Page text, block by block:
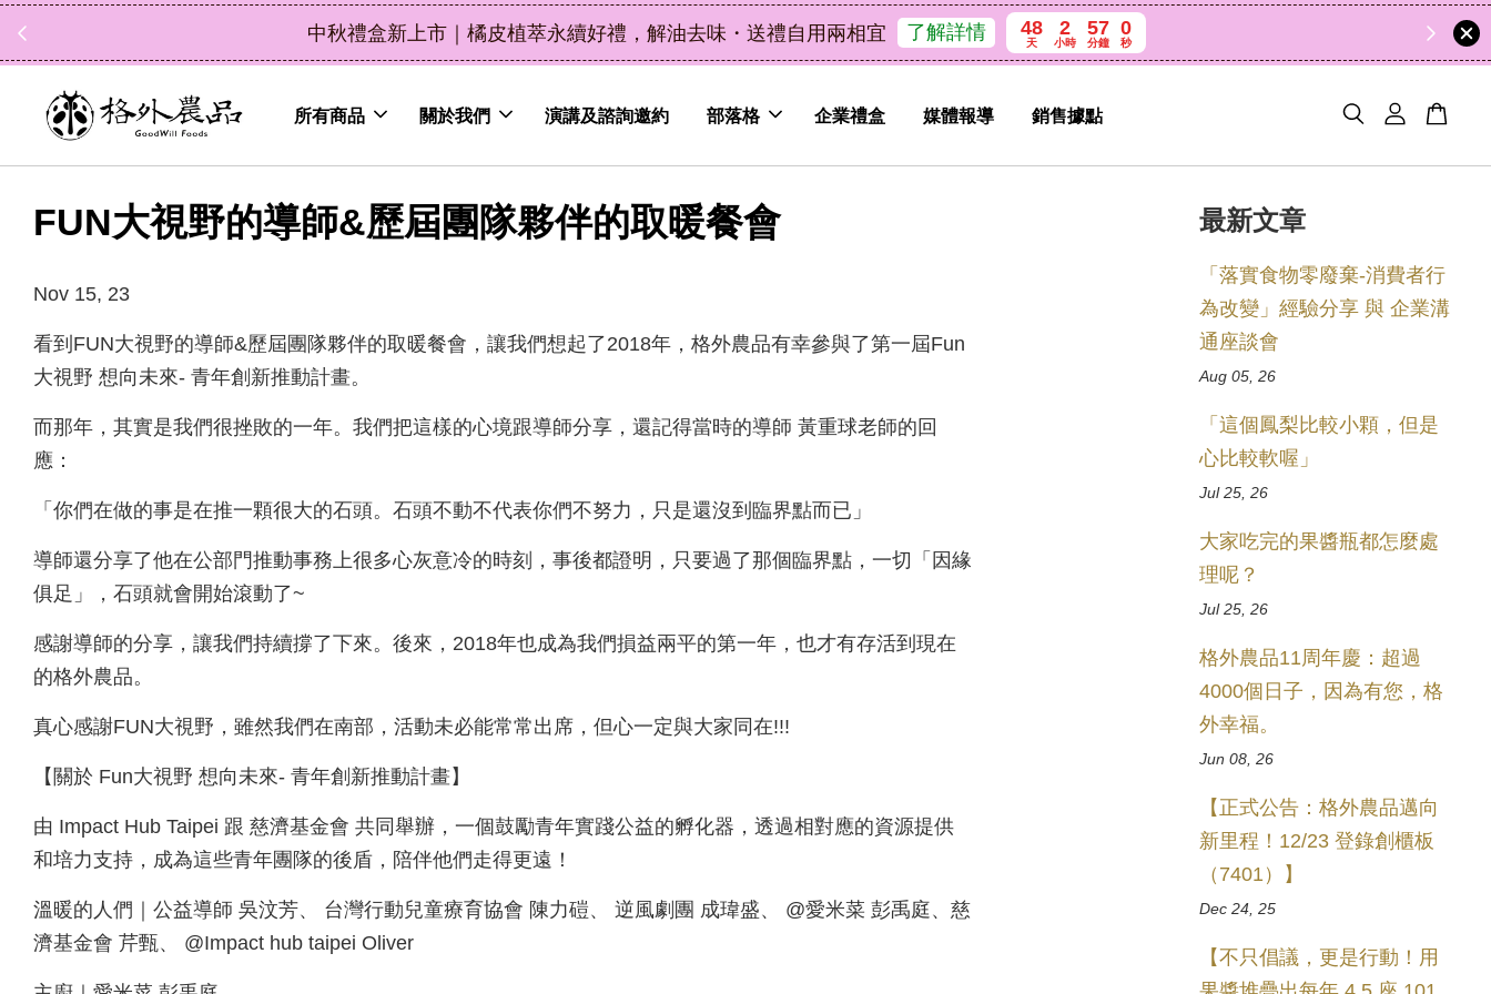
中秋禮盒新上市｜橘皮植萃永續好禮，解油去味・送禮自用兩相宜 了解詳情 48
天
2
小時
56
分鐘
59
秒
所有商品 關於我們 演講及諮詢邀約 部落格 企業禮盒 媒體報導 銷售據點
FUN大視野的導師&歷屆團隊夥伴的取暖餐會
Nov 15, 23
看到FUN大視野的導師&歷屆團隊夥伴的取暖餐會，讓我們想起了2018年，格外農品有幸參與了第一屆Fun
大視野 想向未來- 青年創新推動計畫。
而那年，其實是我們很挫敗的一年。我們把這樣的心境跟導師分享，還記得當時的導師 黃重球老師的回
應：
「你們在做的事是在推一顆很大的石頭。石頭不動不代表你們不努力，只是還沒到臨界點而已」
導師還分享了他在公部門推動事務上很多心灰意冷的時刻，事後都證明，只要過了那個臨界點，一切「因緣
俱足」，石頭就會開始滾動了~
感謝導師的分享，讓我們持續撐了下來。後來，2018年也成為我們損益兩平的第一年，也才有存活到現在
的格外農品。
真心感謝FUN大視野，雖然我們在南部，活動未必能常常出席，但心一定與大家同在!!!
【關於 Fun大視野 想向未來- 青年創新推動計畫】
由 Impact Hub Taipei 跟 慈濟基金會 共同舉辦，一個鼓勵青年實踐公益的孵化器，透過相對應的資源提供
和培力支持，成為這些青年團隊的後盾，陪伴他們走得更遠！
溫暖的人們｜公益導師 吳汶芳、 台灣行動兒童療育協會 陳力磑、 逆風劇團 成瑋盛、 @愛米菜 彭禹庭、慈
濟基金會 芹甄、 @Impact hub taipei Oliver
最新文章
「落實食物零廢棄-消費者行
為改變」經驗分享 與 企業溝
通座談會
Aug 05, 26
「這個鳳梨比較小顆，但是
心比較軟喔」
Jul 25, 26
大家吃完的果醬瓶都怎麼處
理呢？
Jul 25, 26
格外農品11周年慶：超過
4000個日子，因為有您，格
外幸福。
Jun 08, 26
【正式公告：格外農品邁向
新里程！12/23 登錄創櫃板
（7401）】
Dec 24, 25
【不只倡議，更是行動！用